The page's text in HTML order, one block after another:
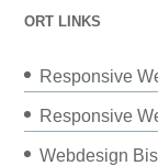
ORT LINKS
Responsive
Responsive
Webdesign